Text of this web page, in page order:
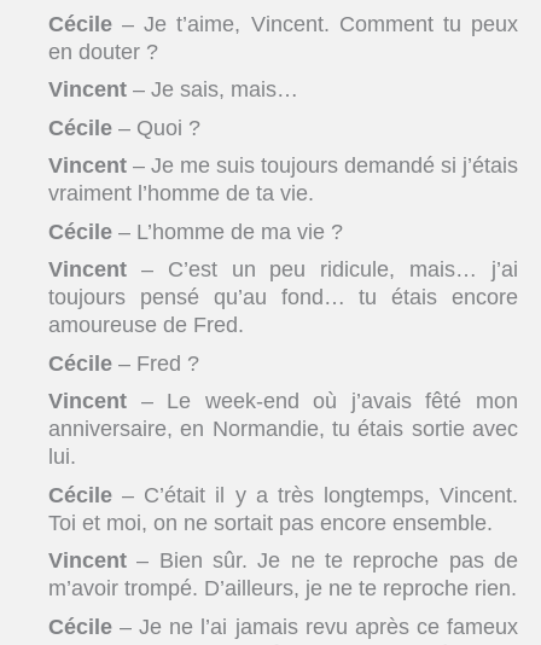
Cécile – Je t’aime, Vincent. Comment tu peux
en douter ?
Vincent – Je sais, mais…
Cécile – Quoi ?
Vincent – Je me suis toujours demandé si j’étais
vraiment l’homme de ta vie.
Cécile – L’homme de ma vie ?
Vincent – C’est un peu ridicule, mais… j’ai
toujours pensé qu’au fond… tu étais encore
amoureuse de Fred.
Cécile – Fred ?
Vincent – Le week-end où j’avais fêté mon
anniversaire, en Normandie, tu étais sortie avec
lui.
Cécile – C’était il y a très longtemps, Vincent.
Toi et moi, on ne sortait pas encore ensemble.
Vincent – Bien sûr. Je ne te reproche pas de
m’avoir trompé. D’ailleurs, je ne te reproche rien.
Cécile – Je ne l’ai jamais revu après ce fameux